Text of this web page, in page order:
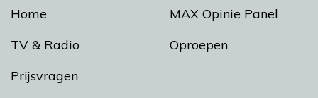
Home
TV & Radio
Prijsvragen
MAX Opinie Panel
Oproepen